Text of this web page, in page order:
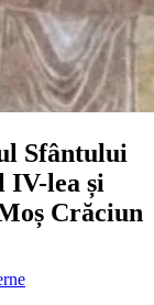
Sfântului
IV-lea și
Crăciun